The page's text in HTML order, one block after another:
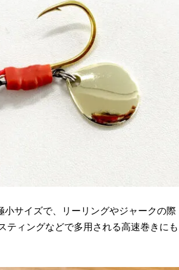
サイズで、リーリングやジャークの際
ティングなどで多用される高速巻きにも